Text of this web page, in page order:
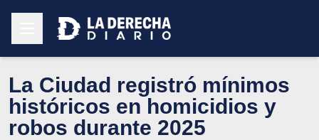
La Ciudad registró mínimos
históricos en homicidios y
robos durante 2025